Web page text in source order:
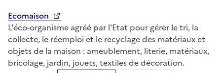
Ecomaison
L'éco-organisme agréé par l'Etat pour gérer le tri, la
collecte, le réemploi et le recyclage des matériaux et
objets de la maison : ameublement, literie, matériaux,
bricolage, jardin, jouets, textiles de décoration.